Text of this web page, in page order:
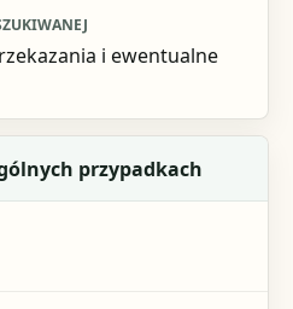
i ewentualne
przypadkach